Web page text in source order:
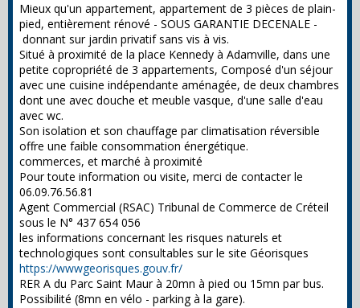
Mieux qu'un appartement, appartement de 3 pièces de plain-
pied, entièrement rénové - SOUS GARANTIE DECENALE -
donnant sur jardin privatif sans vis à vis.
Situé à proximité de la place Kennedy à Adamville, dans une
petite copropriété de 3 appartements, Composé d'un séjour
avec une cuisine indépendante aménagée, de deux chambres
dont une avec douche et meuble vasque, d'une salle d'eau
avec wc.
Son isolation et son chauffage par climatisation réversible
offre une faible consommation énergétique.
commerces, et marché à proximité
Pour toute information ou visite, merci de contacter le
06.09.76.56.81
Agent Commercial (RSAC) Tribunal de Commerce de Créteil
sous le N° 437 654 056
les informations concernant les risques naturels et
technologiques sont consultables sur le site Géorisques
https://wwwgeorisques.gouv.fr/
RER A du Parc Saint Maur à 20mn à pied ou 15mn par bus.
Possibilité (8mn en vélo - parking à la gare).